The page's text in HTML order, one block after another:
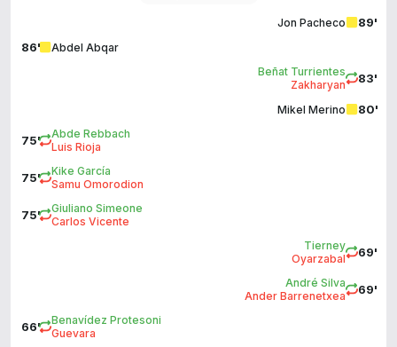
89'
Jon Pacheco
86' Abdel Abqar
83'
Beñat Turrientes
Zakharyan
80'
Mikel Merino
75'
Abde Rebbach
Luis Rioja
75'
Kike García
Samu Omorodion
75'
Giuliano Simeone
Carlos Vicente
69'
Tierney
Oyarzabal
69'
André Silva
Ander Barrenetxea
66'
Benavídez Protesoni
Guevara